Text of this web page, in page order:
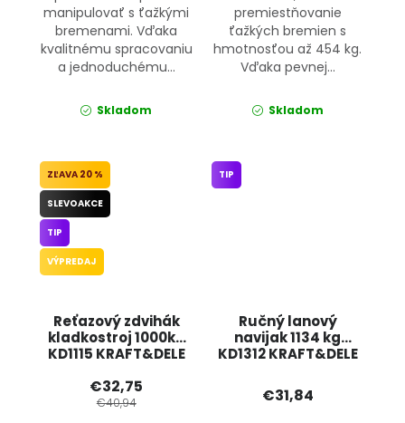
manipulovať s ťažkými
bremenami. Vďaka
kvalitnému spracovaniu
a jednoduchému...
Skladom
premiestňovanie
ťažkých bremien s
hmotnosťou až 454 kg.
Vďaka pevnej...
Skladom
Reťazový zdvihák
kladkostroj 1000kg
KD1115 KRAFT&DELE
20 %
SLEVOAKCE
TIP
VÝPREDAJ
€32,75
€40,94
Ručný lanový
navijak 1134 kg
KD1312 KRAFT&DELE
TIP
€31,84